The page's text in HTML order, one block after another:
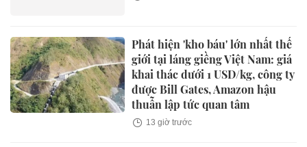
Phát hiện 'kho báu' lớn nhất thế
giới tại láng giềng Việt Nam: giá
khai thác dưới 1 USD/kg, công ty
được Bill Gates, Amazon hậu
thuẫn lập tức quan tâm
13 giờ trước